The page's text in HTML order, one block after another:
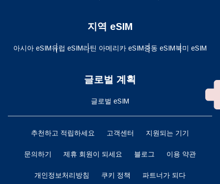
지역 eSIM
아시아 eSIM유럽 ​​eSIM라틴 아메리카 eSIM중동 eSIM북미 eSIM
글로벌 계획
글로벌 eSIM
추천하고 적립하세요 고객센터 지원되는 기기
문의하기 제휴 회원이 되세요 블로그 이용 약관
개인정보처리방침 쿠키 정책 파트너가 되다